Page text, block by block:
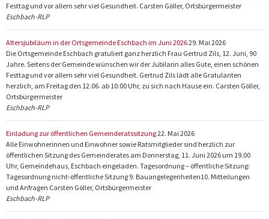
Festtag und vor allem sehr viel Gesundheit. Carsten Göller, Ortsbürgermeister
Eschbach-RLP
Altersjubiläum in der Ortsgemeinde Eschbach im Juni 202629. Mai 2026
Die Ortsgemeinde Eschbach gratuliert ganz herzlich Frau Gertrud Zils, 12. Juni, 90
Jahre. Seitens der Gemeinde wünschen wir der Jubilarin alles Gute, einen schönen
Festtag und vor allem sehr viel Gesundheit. Gertrud Zils lädt alle Gratulanten
herzlich, am Freitag den 12.06. ab 10:00 Uhr, zu sich nach Hause ein. Carsten Göller,
Ortsbürgermeister
Eschbach-RLP
Einladung zur öffentlichen Gemeinderatssitzung22. Mai 2026
Alle Einwohnerinnen und Einwohner sowie Ratsmitglieder sind herzlich zur
öffentlichen Sitzung des Gemeinderates am Donnerstag, 11. Juni 2026 um 19.00
Uhr, Gemeindehaus, Eschbach eingeladen. Tagesordnung – öffentliche Sitzung:
Tagesordnung nicht-öffentliche Sitzung 9. Bauangelegenheiten10. Mitteilungen
und Anfragen Carsten Göller, Ortsbürgermeister
Eschbach-RLP